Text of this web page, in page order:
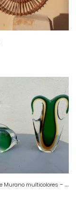
V
erreries de Murano multicolores – Vase & Poisson –